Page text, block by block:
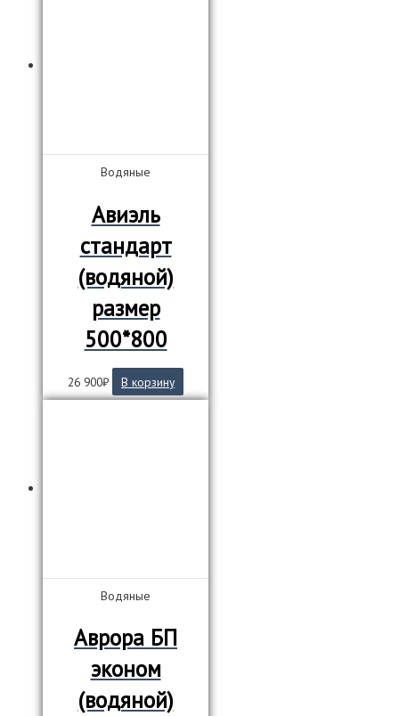
Водяные
Авиэль
стандарт
(водяной)
размер
500*800
26 900₽ В корзину
Водяные
Аврора БП
эконом
(водяной)